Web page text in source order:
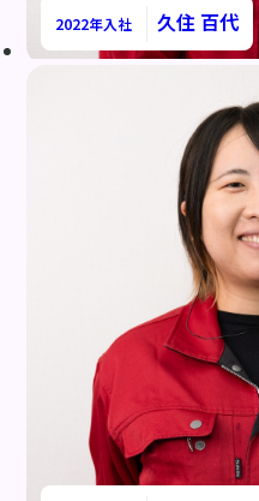
2022年入社 久住 百代